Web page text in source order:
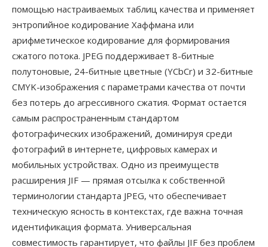
помощью настраиваемых таблиц качества и применяет
энтропийное кодирование Хаффмана или
арифметическое кодирование для формирования
сжатого потока. JPEG поддерживает 8-битные
полутоновые, 24-битные цветные (YCbCr) и 32-битные
CMYK-изображения с параметрами качества от почти
без потерь до агрессивного сжатия. Формат остается
самым распространенным стандартом
фотографических изображений, доминируя среди
фотографий в интернете, цифровых камерах и
мобильных устройствах. Одно из преимуществ
расширения JIF — прямая отсылка к собственной
терминологии стандарта JPEG, что обеспечивает
техническую ясность в контекстах, где важна точная
идентификация формата. Универсальная
совместимость гарантирует, что файлы JIF без проблем